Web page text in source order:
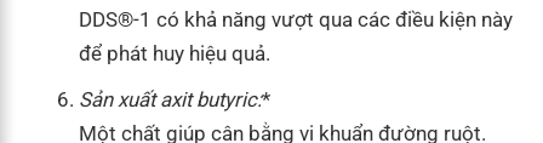
DDS®-1 có khả năng vượt qua các điều kiện này
để phát huy hiệu quả.
Sản xuất axit butyric:*
Một chất giúp cân bằng vi khuẩn đường ruột.